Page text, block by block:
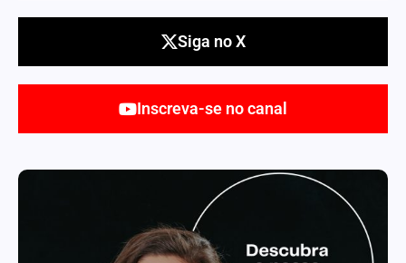
Siga no X
Inscreva-se no canal